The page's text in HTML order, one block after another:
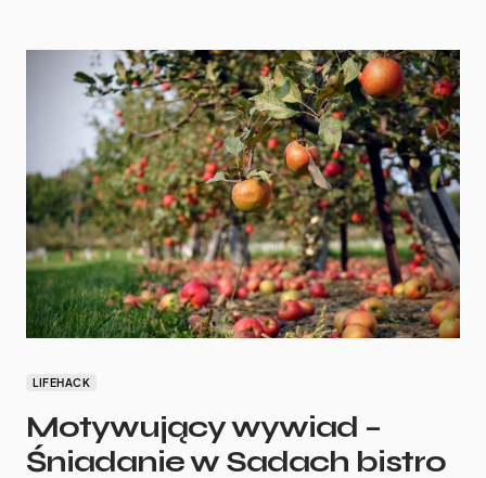
LIFEHACK
Motywujący wywiad –
Śniadanie w Sadach bistro